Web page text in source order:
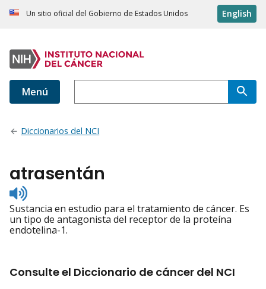
Un sitio oficial del Gobierno de Estados Unidos English
Menú
Diccionarios del NCI
atrasentán
Listen
to
pronunciation
Sustancia en estudio para el tratamiento de cáncer. Es
un tipo de antagonista del receptor de la proteína
endotelina-1.
Consulte el Diccionario de cáncer del NCI